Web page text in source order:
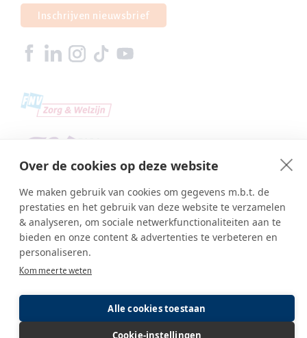
Over de cookies op deze website
We maken gebruik van cookies om gegevens m.b.t. de
prestaties en het gebruik van deze website te verzamelen
& analyseren, om sociale netwerkfunctionaliteiten aan te
bieden en onze content & advertenties te verbeteren en
personaliseren.
Kom meer te weten
Alle cookies toestaan
Cookie-instellingen
Inschrijven nieuwsbrief
Copyright © SBA Web 2026
Inlog editor